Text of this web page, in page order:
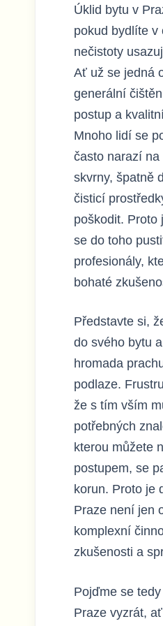
Úklid bytu v
pokud bydlíte v
nečistoty
Ať už se jedná
generální
postup a
Mnoho lidí se
často narazí
skvrny, špatně
čisticí
poškodit. Proto
se do toho
profesionály,
bohaté
Představte si,
do svého bytu
hromada
podlaze.
že s tím vším
potřebných
kterou můžete
postupem, se
korun. Proto je
Praze není jen
komplexní
zkušenosti a
Pojďme se
Praze vyzrát,